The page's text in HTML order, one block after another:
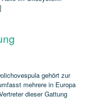
gehört zur
mehrere in Europa
dieser Gattung